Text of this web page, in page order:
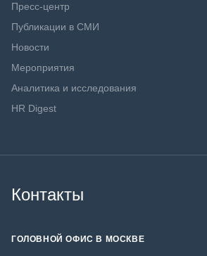
Пресс-центр
Публикации в СМИ
Новости
Мероприятия
Аналитика и исследования
HR Digest
Контакты
ГОЛОВНОЙ ОФИС В МОСКВЕ